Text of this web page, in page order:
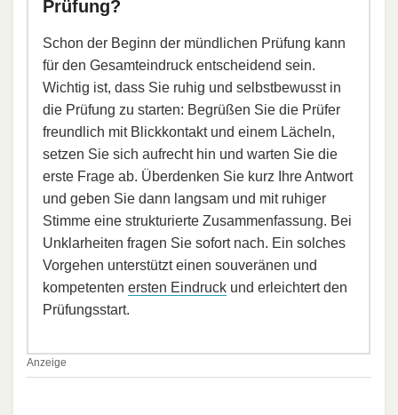
Prüfung?
Schon der Beginn der mündlichen Prüfung kann
für den Gesamteindruck entscheidend sein.
Wichtig ist, dass Sie ruhig und selbstbewusst in
die Prüfung zu starten: Begrüßen Sie die Prüfer
freundlich mit Blickkontakt und einem Lächeln,
setzen Sie sich aufrecht hin und warten Sie die
erste Frage ab. Überdenken Sie kurz Ihre Antwort
und geben Sie dann langsam und mit ruhiger
Stimme eine strukturierte Zusammenfassung. Bei
Unklarheiten fragen Sie sofort nach. Ein solches
Vorgehen unterstützt einen souveränen und
kompetenten ersten Eindruck und erleichtert den
Prüfungsstart.
Anzeige